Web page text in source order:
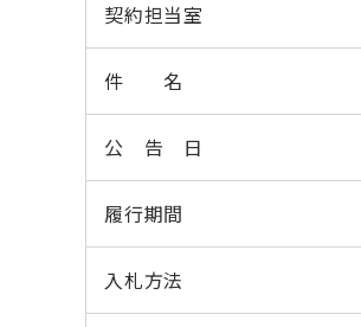
契約担当室
件 名
公 告 日
履行期間
入札方法